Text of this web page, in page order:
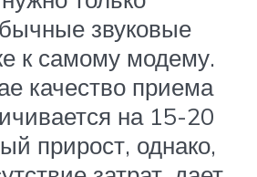
звуковые
к самому модему.
качество приема
на 15-20
прирост, однако,